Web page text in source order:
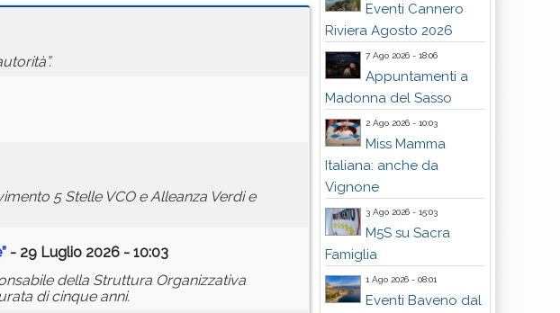
5 Stelle VCO e Alleanza Verdi e
- 29 Luglio 2026 - 10:03
della Struttura Organizzativa
di cinque anni.
Eventi Cannero
Riviera Agosto 2026
7 Ago 2026 - 18:06
Appuntamenti a
Madonna del Sasso
2 Ago 2026 - 10:03
Miss Mamma
Italiana: anche da
Vignone
3 Ago 2026 - 15:03
M5S su Sacra
Famiglia
1 Ago 2026 - 08:01
Eventi Baveno dal